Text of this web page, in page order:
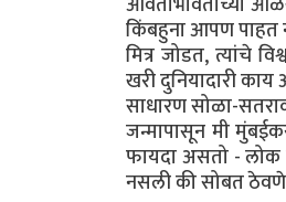
किंबहुना आपण पाहत
मित्र जोडत, त्यांचे
खरी दुनियादारी
साधारण सोळा-
जन्मापासून मी
फायदा असतो - लोक
नसली की सोबत